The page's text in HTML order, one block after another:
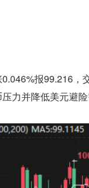
报99.216
力并降低美元避